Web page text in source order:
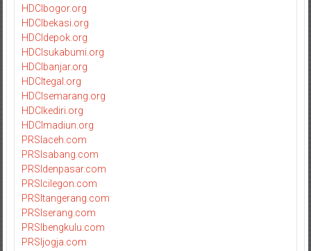
HDCIbogor.org
HDCIbekasi.org
HDCIdepok.org
HDCIsukabumi.org
HDCIbanjar.org
HDCItegal.org
HDCIsemarang.org
HDCIkediri.org
HDCImadiun.org
PRSIaceh.com
PRSIsabang.com
PRSIdenpasar.com
PRSIcilegon.com
PRSItangerang.com
PRSIserang.com
PRSIbengkulu.com
PRSIjogja.com